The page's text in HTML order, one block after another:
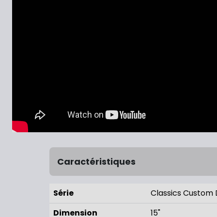
Caractéristiques
Série
Classics Custom
Dimension
15"